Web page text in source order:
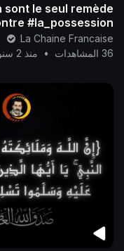
le seul remède
#la_possession
La Chaine Francaise
36 المشاهدات
• منذ 2 سنوات